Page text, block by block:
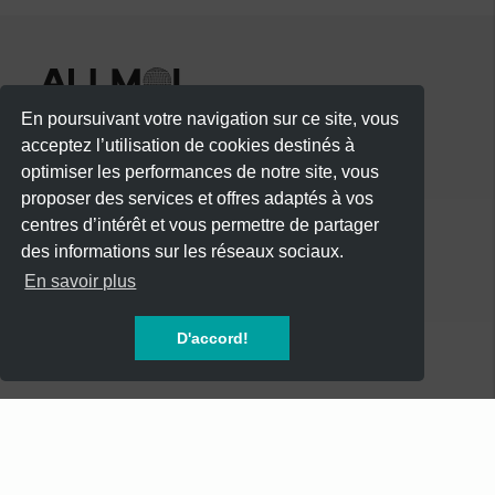
En poursuivant votre navigation sur ce site, vous
acceptez l’utilisation de cookies destinés à
optimiser les performances de notre site, vous
proposer des services et offres adaptés à vos
centres d’intérêt et vous permettre de partager
des informations sur les réseaux sociaux.
En savoir plus
D'accord!
CATÉGORIES